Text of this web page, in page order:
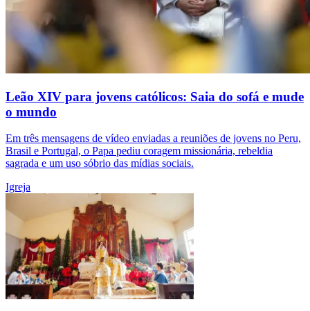
Leão XIV para jovens católicos: Saia do sofá e mude
o mundo
Em três mensagens de vídeo enviadas a reuniões de jovens no Peru,
Brasil e Portugal, o Papa pediu coragem missionária, rebeldia
sagrada e um uso sóbrio das mídias sociais.
Igreja